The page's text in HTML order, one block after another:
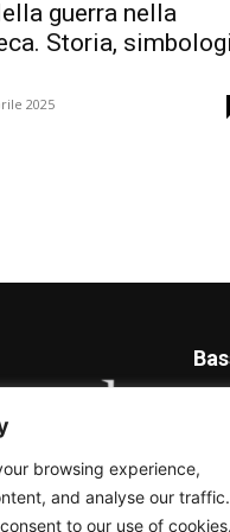
browsing experience,
and analyse our traffic.
to our use of cookies.
guerra nella
Storia,
2025
2025